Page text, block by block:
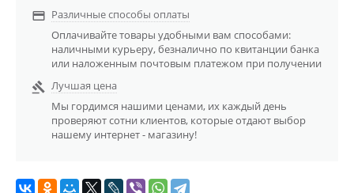
 Различные способы оплаты
Оплачивайте товары удобными вам способами:
наличными курьеру, безналично по квитанции банка
или наложенным почтовым платежом при получении

Лучшая цена
Мы гордимся нашими ценами, их каждый день
проверяют сотни клиентов, которые отдают выбор
нашему интернет - магазину!